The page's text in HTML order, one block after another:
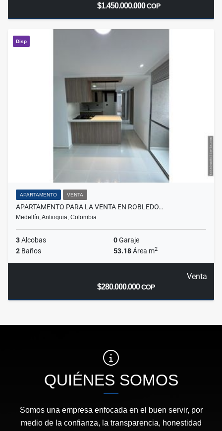
$1.450.000.000COP
Disp
APARTAMENTO VENTA
APARTAMENTO PARA LA VENTA EN ROBLEDO…
Medellín, Antioquia, Colombia
3Alcobas 0Garaje
2 Baños 53.18Área m2
Venta
$280.000.000COP
QUIÉNES SOMOS
Somos una empresa enfocada en el buen servir, por
medio de la confianza, la transparencia, honestidad